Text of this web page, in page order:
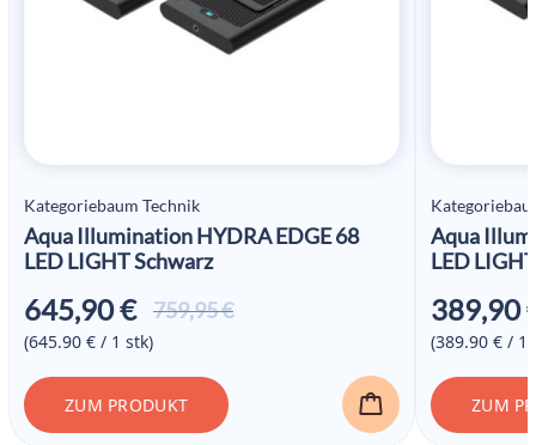
Kategoriebaum Technik
Aqua Illumination HYDRA EDGE 68
LED LIGHT Schwarz
759,95€Ursprünglicher
645,90€
Aktueller
(645.90 € / 1 stk)
ZUM PRODUKT
Aqua
LED
389,90
(389.90 € / 1
ZUM